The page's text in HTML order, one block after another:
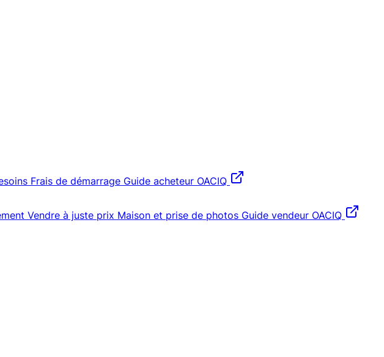
Frais de démarrage Guide acheteur OACIQ
Vendre à juste prix Maison et prise de photos Guide vendeur OACIQ